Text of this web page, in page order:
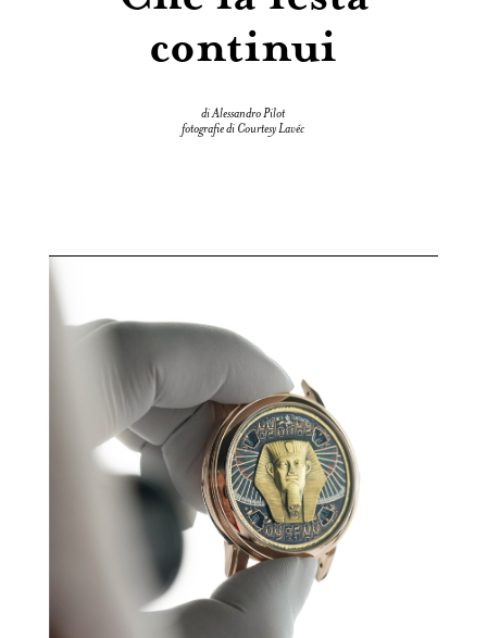
continui
di Alessandro Pilot
fotografie di Courtesy Lavéc